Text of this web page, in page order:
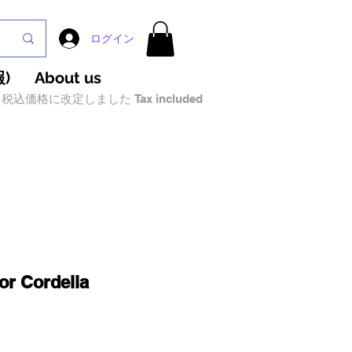
ログイン
) About us
込価格に改定しました Tax included
Cordelia